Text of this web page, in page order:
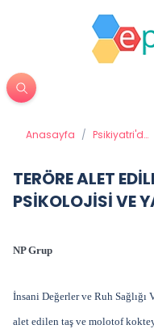
Anasayfa / Psikiyatri'de
TERÖRE ALET
PSİKOLOJİSİ VE
NP Grup
İnsani Değerler ve Ruh Sağlığı
alet edilen taş ve molotof